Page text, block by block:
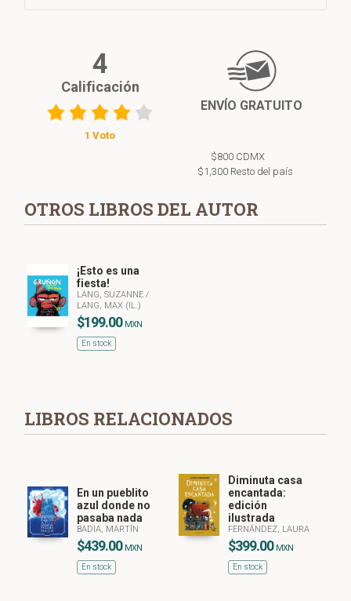
4
Calificación
1 Voto
ENVÍO GRATUITO
$800 CDMX
$1,300 Resto del país
OTROS LIBROS DEL AUTOR
¡Esto es una
fiesta!
LANG, SUZANNE/
LANG, MAX (IL.)
$199.00 MXN
En stock
LIBROS RELACIONADOS
En un pueblito
azul donde no
pasaba nada
BADIA, MARTÍN
$439.00 MXN
En stock
Diminuta casa
encantada:
edición
ilustrada
FERNÁNDEZ, LAURA
$399.00 MXN
En stock